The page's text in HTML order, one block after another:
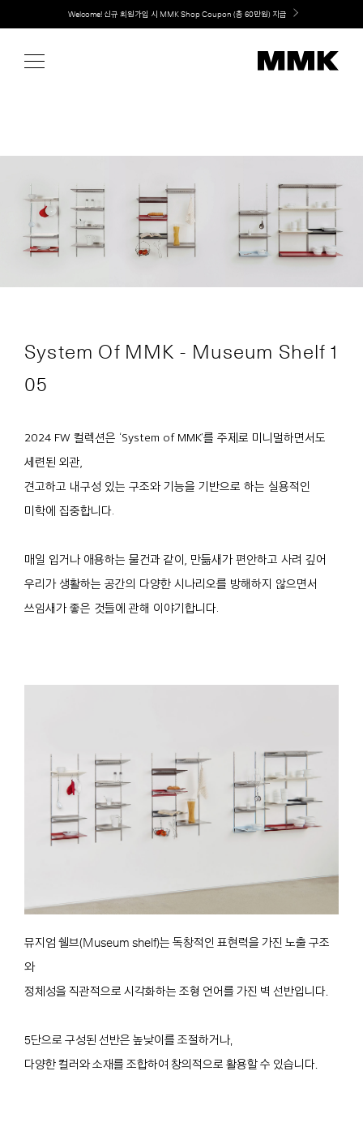
content
취향대로 완성하는 커스텀 아일랜드 키친, MMK The Island 출시
System Of MMK - Museum Shelf 1
05
2024 FW 컬렉션은 ‘System of MMK’를 주제로 미니멀하면서도
세련된 외관,
견고하고 내구성 있는 구조와 기능을 기반으로 하는 실용적인
미학에 집중합니다.
매일 입거나 애용하는 물건과 같이, 만듦새가 편안하고 사려 깊어
우리가 생활하는 공간의 다양한 시나리오를 방해하지 않으면서
쓰임새가 좋은 것들에 관해 이야기합니다.
뮤지엄 쉘브(Museum shelf)는 독창적인 표현력을 가진 노출 구조
와
정체성을 직관적으로 시각화하는 조형 언어를 가진 벽 선반입니다.
5단으로 구성된 선반은 높낮이를 조절하거나,
다양한 컬러와 소재를 조합하여 창의적으로 활용할 수 있습니다.